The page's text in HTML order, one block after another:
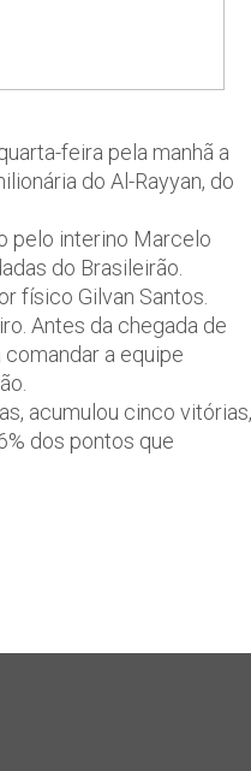
feira pela manhã a
do Al-Rayyan, do
pelo interino Marcelo
do Brasileirão.
físico Gilvan Santos.
Antes da chegada de
a equipe
acumulou cinco vitórias,
dos pontos que